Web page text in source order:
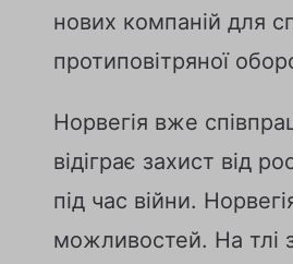
нових компаній для
протиповітряної
Норвегія вже
відіграє захист від
під час війни.
можливостей. На тлі